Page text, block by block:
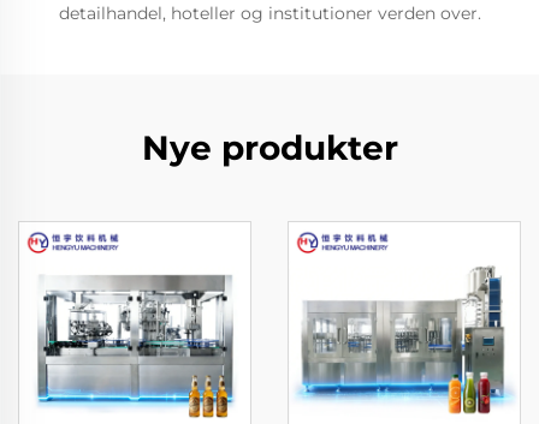
detailhandel, hoteller og institutioner verden over.
Nye produkter